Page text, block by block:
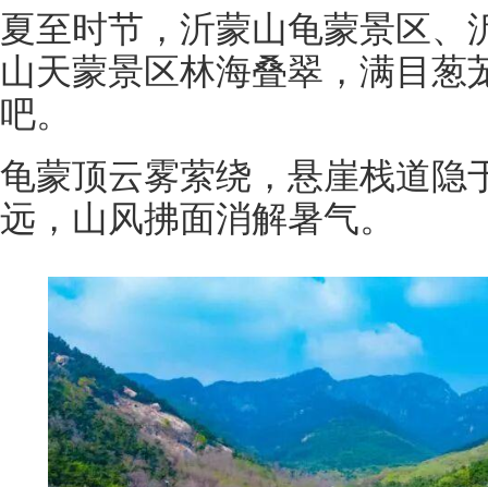
夏至时节，沂蒙山龟蒙景区、
山天蒙景区林海叠翠，满目葱
吧。
龟蒙顶云雾萦绕，悬崖栈道隐
远，山风拂面消解暑气。